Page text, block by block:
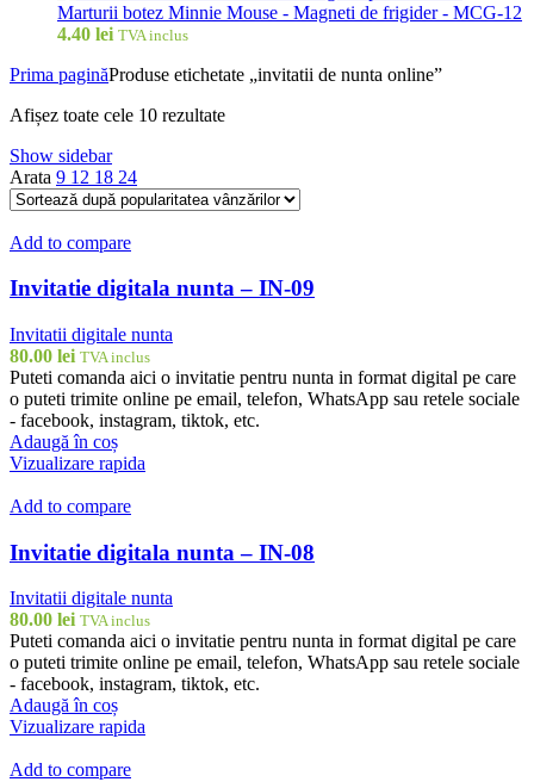
Marturii botez Minnie Mouse - Magneti de frigider - MCG-12
4.40 lei TVA inclus
Prima paginăProduse etichetate „invitatii de nunta online”
Afișez toate cele 10 rezultateSortat
Show sidebar
Arata 9 12 18 24
Add to compare
Invitatie digitala nunta – IN-09
Invitatii digitale nunta
80.00 lei TVA inclus
Puteti comanda aici o invitatie pentru nunta in format digital pe care
o puteti trimite online pe email, telefon, WhatsApp sau retele sociale
- facebook, instagram, tiktok, etc.
Adaugă în coș
Vizualizare rapida
Add to compare
Invitatie digitala nunta – IN-08
Invitatii digitale nunta
80.00 lei TVA inclus
Puteti comanda aici o invitatie pentru nunta in format digital pe care
o puteti trimite online pe email, telefon, WhatsApp sau retele sociale
- facebook, instagram, tiktok, etc.
Adaugă în coș
Vizualizare rapida
Add to compare